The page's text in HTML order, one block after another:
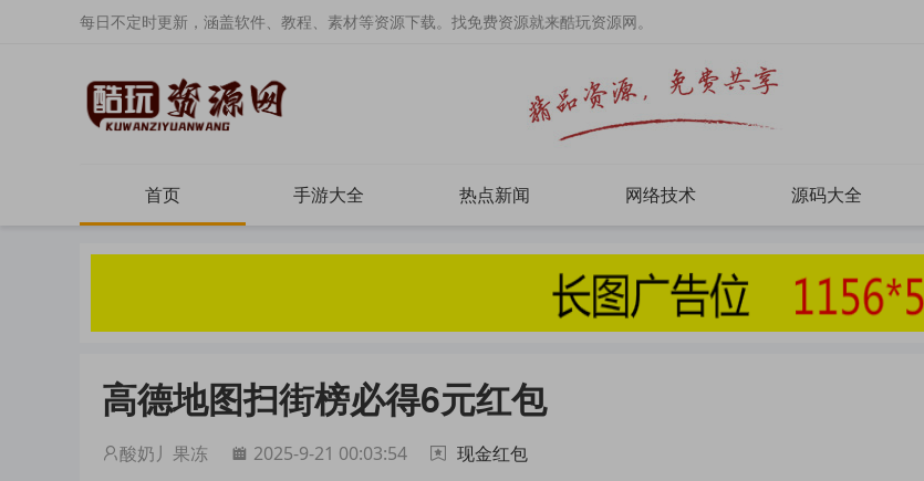
每日不定时更新，涵盖软件、教程、素材等资源下载。找免费资源就来酷玩资源网。
首页 手游大全 热点新闻 网络技术 源码大全
高德地图扫街榜必得6元红包
酸奶丿果冻 2025-9-21 00:03:54 现金红包